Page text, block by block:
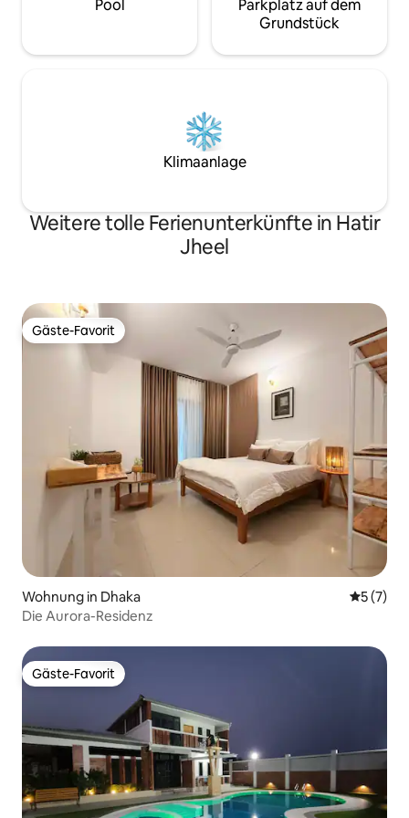
Pool
Parkplatz auf dem
Grundstück
Klimaanlage
Weitere tolle Ferienunterkünfte in Hatir
Jheel
Gäste-Favorit
Gäste-Favorit
Wohnung in Dhaka
5 (7)
Die Aurora-Residenz
Gäste-Favorit
Gäste-Favorit